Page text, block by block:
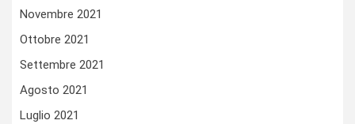
Novembre 2021
Ottobre 2021
Settembre 2021
Agosto 2021
Luglio 2021